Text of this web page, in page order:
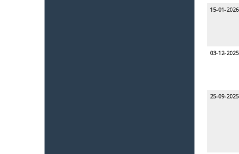
15-01-2026
03-12-2025
25-09-2025